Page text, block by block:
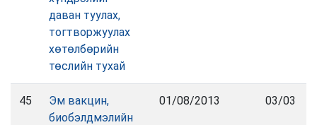
даван туулах,
тогтворжуулах
хөтөлбөрийн
төслийн тухай
45
Эм вакцин,
биобэлдмэлийн
01/08/2013 03/03